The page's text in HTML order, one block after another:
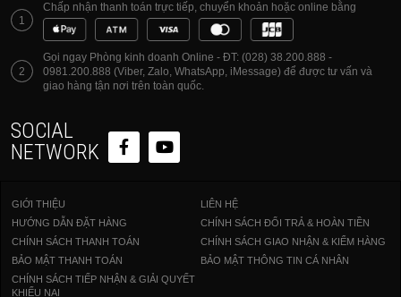
1
Chấp nhận thanh toán trực tiếp, chuyển khoản hoặc online bằng
2
Gọi ngay Phòng kinh doanh Online - ĐT: (028) 38.200.888 -
0981.200.888 (Viber, Zalo, WhatsApp, iMessage) để được tư vấn và
giao hàng tận nơi trên toàn quốc.
SOCIAL
NETWORK
GIỚI THIỆU
LIÊN HỆ
HƯỚNG DẪN ĐẶT HÀNG
CHÍNH SÁCH ĐỔI TRẢ & HOÀN TIỀN
CHÍNH SÁCH THANH TOÁN
CHÍNH SÁCH GIAO NHẬN & KIỂM HÀNG
BẢO MẬT THANH TOÁN
BẢO MẬT THÔNG TIN CÁ NHÂN
CHÍNH SÁCH TIẾP NHẬN & GIẢI QUYẾT
KHIẾU NẠI